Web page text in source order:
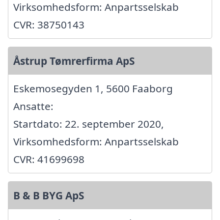
Virksomhedsform: Anpartsselskab
CVR: 38750143
Åstrup Tømrerfirma ApS
Eskemosegyden 1, 5600 Faaborg
Ansatte:
Startdato: 22. september 2020,
Virksomhedsform: Anpartsselskab
CVR: 41699698
B & B BYG ApS